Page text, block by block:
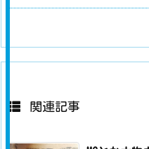
関連記事